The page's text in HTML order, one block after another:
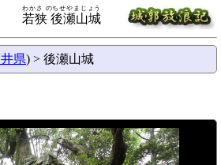
若狭 後瀬山城
わかさ のちせやまじょう
県) > 後瀬山城